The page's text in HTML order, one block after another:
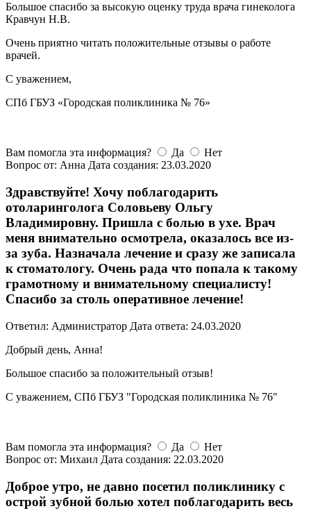
Большое спасибо за высокую оценку труда врача гинеколога
Кравчун Н.В.
Очень приятно читать положительные отзывы о работе
врачей.
С уважением,
СПб ГБУЗ «Городская поликлиника № 76»
Вам помогла эта информация? Да
Нет
Вопрос от: Анна Дата создания: 23.03.2020
Здравствуйте! Хочу поблагодарить
отоларинголога Соловьеву Ольгу
Владимировну. Пришла с болью в ухе. Врач
меня внимательно осмотрела, оказалось все из-
за зуба. Назначала лечение и сразу же записала
к стоматологу. Очень рада что попала к такому
грамотному и внимательному специалисту!
Спасибо за столь оперативное лечение!
Ответил: Администратор Дата ответа: 24.03.2020
Добрый день, Анна!
Большое спасибо за положительный отзыв!
С уважением, СПб ГБУЗ "Городская поликлиника № 76"
Вам помогла эта информация? Да
Нет
Вопрос от: Михаил Дата создания: 22.03.2020
Доброе утро, не давно посетил поликлинику с
острой зубной болью хотел поблагодарить весь